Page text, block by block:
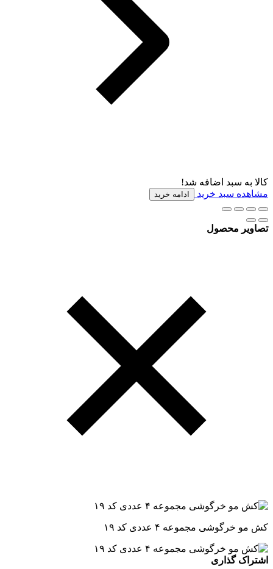
کالا به سبد اضافه شد!
مشاهده سبد خرید
ادامه خرید
تصاویر محصول
کش مو خرگوشی مجموعه ۴ عددی کد ۱۹
اشتراک گذاری